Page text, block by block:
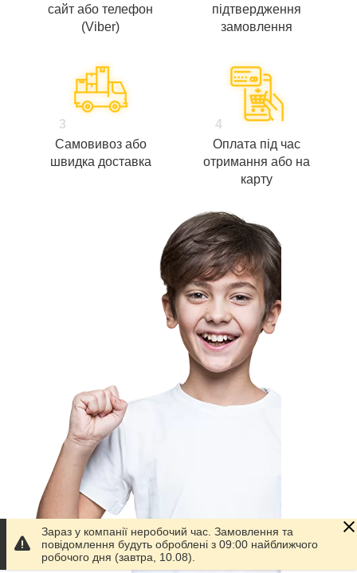
сайт або телефон
(Viber)
підтвердження
замовлення
3
Самовивоз або
швидка доставка
4
Оплата під час
отримання або на
карту
Зараз у компанії неробочий час. Замовлення та
повідомлення будуть оброблені з 09:00 найближчого
робочого дня (завтра, 10.08).